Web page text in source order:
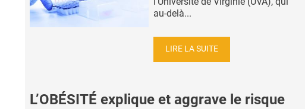
au-delà...
LIRE LA SUITE
L’OBÉSITÉ explique et aggrave le risque